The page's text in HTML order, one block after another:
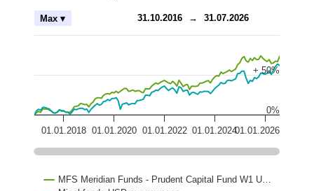
31.10.2016 → 31.07.2026
Max ▾
MFS Meridian Funds - Prudent Capital Fund W1 U…
01.01.2018 01.01.2020 01.01.2022 01.01.202401.01.2026
0%
+ 50%